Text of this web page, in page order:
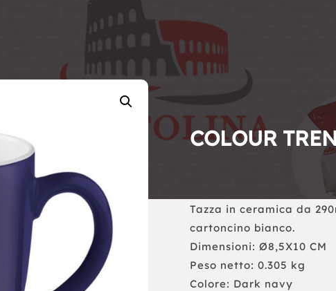
COLOUR
Tazza in ceramica da
cartoncino bianco.
Dimensioni: Ø8,5X10 CM
Peso netto: 0.305 kg
Colore: Dark navy